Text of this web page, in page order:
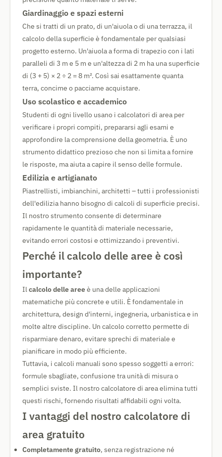
Giardinaggio e spazi esterni
Che si tratti di un prato, di un'aiuola o di una terrazza, il
calcolo della superficie è fondamentale per qualsiasi
progetto esterno. Un'aiuola a forma di trapezio con i lati
paralleli di 3 m e 5 m e un'altezza di 2 m ha una superficie
di (3 + 5) × 2 ÷ 2 = 8 m². Così sai esattamente quanta
terra, concime o pacciame acquistare.
Uso scolastico e accademico
Studenti di ogni livello usano i calcolatori di area per
verificare i propri compiti, prepararsi agli esami e
approfondire la comprensione della geometria. È uno
strumento didattico prezioso che non si limita a fornire
le risposte, ma aiuta a capire il senso delle formule.
Edilizia e artigianato
Piastrellisti, imbianchini, architetti – tutti i professionisti
dell'edilizia hanno bisogno di calcoli di superficie precisi.
Il nostro strumento consente di determinare
rapidamente le quantità di materiale necessarie,
evitando errori costosi e ottimizzando i preventivi.
Perché il calcolo delle aree è così
importante?
Ilcalcolo delle areeè una delle applicazioni
matematiche più concrete e utili. È fondamentale in
architettura, design d'interni, ingegneria, urbanistica e in
molte altre discipline. Un calcolo corretto permette di
risparmiare denaro, evitare sprechi di materiale e
pianificare in modo più efficiente.
Tuttavia, i calcoli manuali sono spesso soggetti a errori:
formule sbagliate, confusione tra unità di misura o
semplici sviste. Il nostro calcolatore di area elimina tutti
questi rischi, fornendo risultati affidabili ogni volta.
I vantaggi del nostro calcolatore di
area gratuito
Completamente gratuito, senza registrazione né